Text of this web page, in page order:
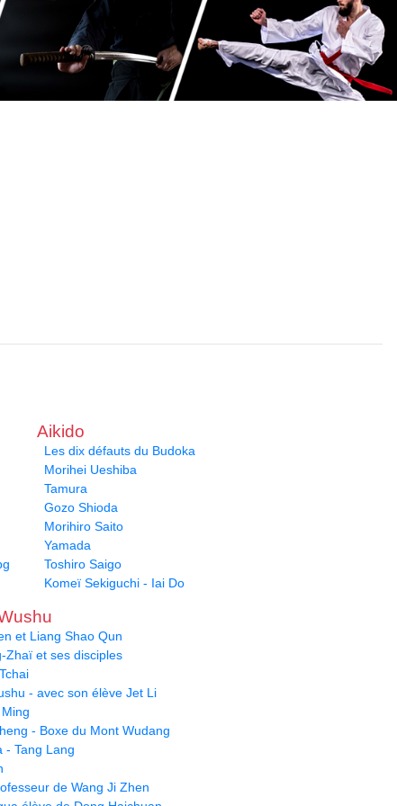
Aikido
Les dix défauts du Budoka
Morihei Ueshiba
Tamura
Gozo Shioda
Morihiro Saito
Yamada
Toshiro Saigo
Komeï Sekiguchi - Iai Do
et Liang Shao Qun
Zhaï et ses disciples
- avec son élève Jet Li
- Boxe du Mont Wudang
- Tang Lang
de Wang Ji Zhen